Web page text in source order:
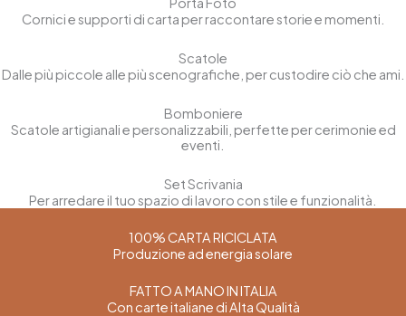
Cornici e supporti di carta per raccontare storie e momenti.
Scatole
Dalle più piccole alle più scenografiche, per custodire ciò che ami.
Bomboniere
Scatole artigianali e personalizzabili, perfette per cerimonie ed
eventi.
Set Scrivania
Per arredare il tuo spazio di lavoro con stile e funzionalità.
100% CARTA RICICLATA
Produzione ad energia solare
FATTO A MANO IN ITALIA
Con carte italiane di Alta Qualità